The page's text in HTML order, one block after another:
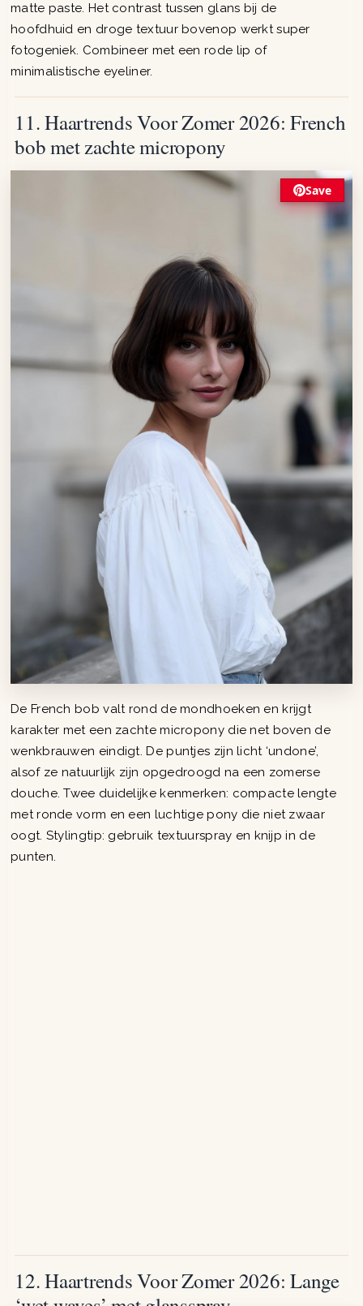
matte paste. Het contrast tussen glans bij de
hoofdhuid en droge textuur bovenop werkt super
fotogeniek. Combineer met een rode lip of
minimalistische eyeliner.
11. Haartrends Voor Zomer 2026: French
bob met zachte micropony
Save
De French bob valt rond de mondhoeken en krijgt
karakter met een zachte micropony die net boven de
wenkbrauwen eindigt. De puntjes zijn licht ‘undone’,
alsof ze natuurlijk zijn opgedroogd na een zomerse
douche. Twee duidelijke kenmerken: compacte lengte
met ronde vorm en een luchtige pony die niet zwaar
oogt. Stylingtip: gebruik textuurspray en knijp in de
punten.
12. Haartrends Voor Zomer 2026: Lange